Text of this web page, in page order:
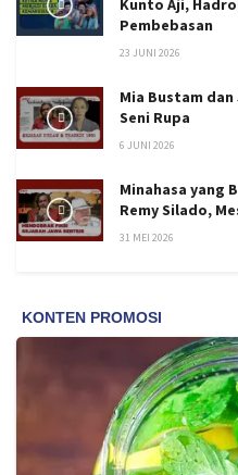
Kunto Aji,
Pembebasan
23 JUNI 2026
Mia Bustam dan
Seni Rupa
6 JUNI 2026
Minahasa yang
Remy Silado,
31 MEI 2026